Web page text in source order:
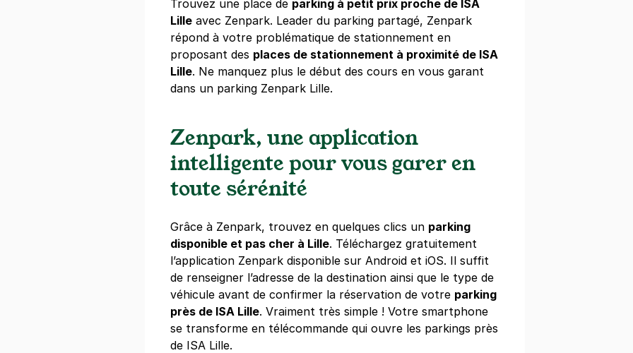
Réserver
+ Abonnements disponibles
Lille - Wazemmes - Porte des Postes
4,5(173 avis)
2,50 €/heure,18 €/jour,68 €/semaine (tarifs dégressifs)
Réserver
Lille - Cormontaigne - Béranger
6 rue Béranger
59800Lille
4,4(102 avis)
1 € /heure , 7 €/jour,30 €/semaine(tarifs dégressifs)
Trouvez une place de parking à petit prix proche de ISA
Lille avec Zenpark. Leader du parking partagé, Zenpark
répond à votre problématique de stationnement en
proposant des places de stationnement à proximité de ISA
Lille. Ne manquez plus le début des cours en vous garant
dans un parking Zenpark Lille.
Zenpark, une application
intelligente pour vous garer en
toute sérénité
Grâce à Zenpark, trouvez en quelques clics un parking
disponible et pas cher à Lille. Téléchargez gratuitement
l’application Zenpark disponible sur Android et iOS. Il suffit
de renseigner l’adresse de la destination ainsi que le type de
véhicule avant de confirmer la réservation de votre parking
près de ISA Lille. Vraiment très simple ! Votre smartphone
se transforme en télécommande qui ouvre les parkings près
de ISA Lille.